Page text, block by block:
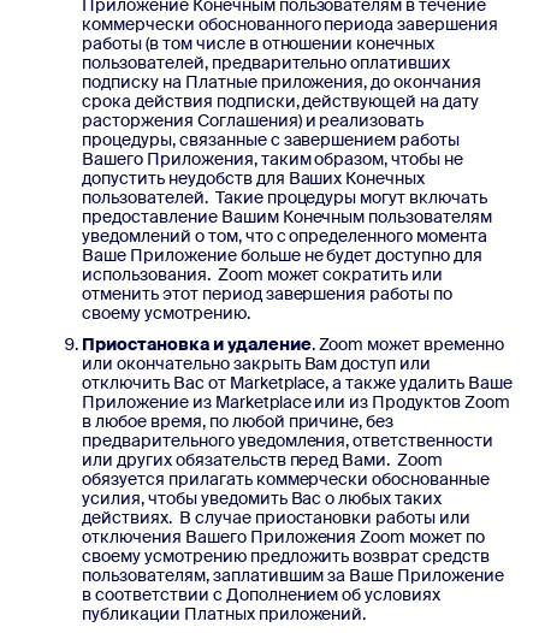
Приложение Конечным пользователям в течение
коммерчески обоснованного периода завершения
работы (в том числе в отношении конечных
пользователей, предварительно оплативших
подписку на Платные приложения, до окончания
срока действия подписки, действующей на дату
расторжения Соглашения) и реализовать
процедуры, связанные с завершением работы
Вашего Приложения, таким образом, чтобы не
допустить неудобств для Ваших Конечных
пользователей. Такие процедуры могут включать
предоставление Вашим Конечным пользователям
уведомлений о том, что с определенного момента
Ваше Приложение больше не будет доступно для
использования. Zoom может сократить или
отменить этот период завершения работы по
своему усмотрению.
Приостановка и удаление. Zoom может временно
или окончательно закрыть Вам доступ или
отключить Вас от Marketplace, а также удалить Ваше
Приложение из Marketplace или из Продуктов Zoom
в любое время, по любой причине, без
предварительного уведомления, ответственности
или других обязательств перед Вами. Zoom
обязуется прилагать коммерчески обоснованные
усилия, чтобы уведомить Вас о любых таких
действиях. В случае приостановки работы или
отключения Вашего Приложения Zoom может по
своему усмотрению предложить возврат средств
пользователям, заплатившим за Ваше Приложение
в соответствии с Дополнением об условиях
публикации Платных приложений.